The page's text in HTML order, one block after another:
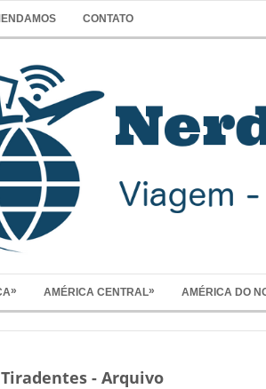
CONTATO
» AMÉRICA CENTRAL» AMÉRICA DO
- Arquivo